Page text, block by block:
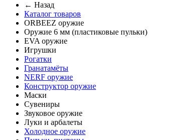
← Назад
Каталог товаров
ORBEEZ оружие
Оружие 6 мм (пластиковые пульки)
EVA оружие
Игрушки
Рогатки
Гранатамёты
NERF оружие
Конструктор оружие
Маски
Сувениры
Звуковое оружие
Луки и арбалеты
Холодное оружие